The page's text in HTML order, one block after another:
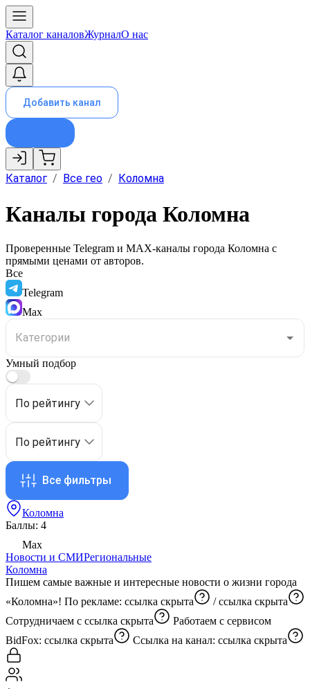
Каталог каналовЖурналО нас
Добавить канал
Каталог / Все гео / Коломна
Каналы города Коломна
Проверенные Telegram и MAX-каналы города Коломна с
прямыми ценами от авторов.
Все
Telegram
Max
Умный подбор
По рейтингу
По рейтингу
Все фильтры
Коломна
Баллы: 4
Max
Новости и СМИРегиональные
Коломна
Пишем самые важные и интересные новости о жизни города
«Коломна»! По рекламе: ссылка скрыта /ссылка скрыта
Сотрудничаем с ссылка скрыта
Работаем с сервисом
BidFox: ссылка скрыта Ссылка на канал: ссылка скрыта